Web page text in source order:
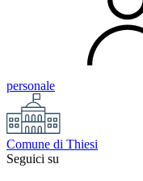
personale
Comune di Thiesi
Seguici su